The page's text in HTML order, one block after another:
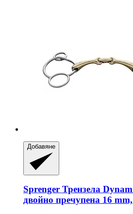
Добавяне
Sprenger Трензела
двойно пречупена 16